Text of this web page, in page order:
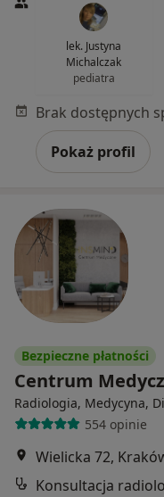
lek. Justyna
Michalczak
pediatra
Pokaż profil
Bezpieczne płatności
Centrum
Radiologia, Medycyna,
554 opinie
Wielicka 72,
Konsultacja